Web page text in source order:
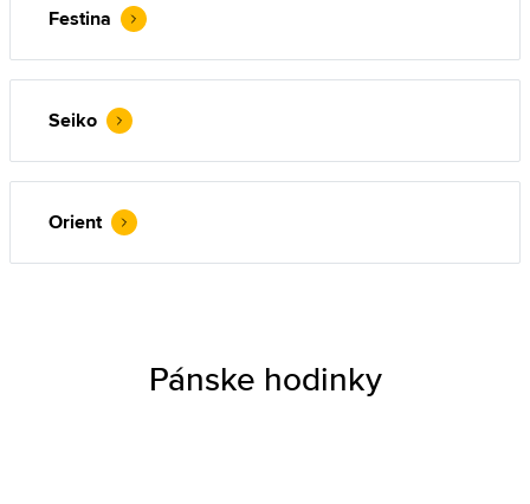
Festina
Seiko
Orient
Pánske hodinky